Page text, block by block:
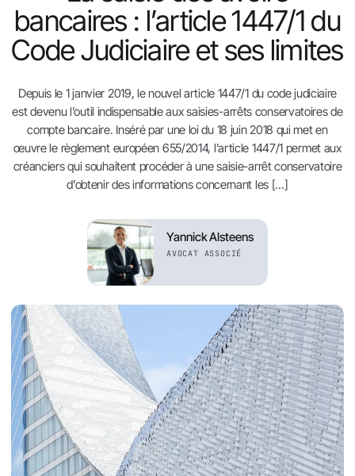
bancaires : l’article 1447/1 du
Code Judiciaire et ses limites
Depuis le 1 janvier 2019, le nouvel article 1447/1 du code judiciaire
est devenu l’outil indispensable aux saisies-arrêts conservatoires de
compte bancaire. Inséré par une loi du 18 juin 2018 qui met en
œuvre le règlement européen 655/2014, l’article 1447/1 permet aux
créanciers qui souhaitent procéder à une saisie-arrêt conservatoire
d’obtenir des informations concernant les […]
Yannick Alsteens
AVOCAT ASSOCIÉ